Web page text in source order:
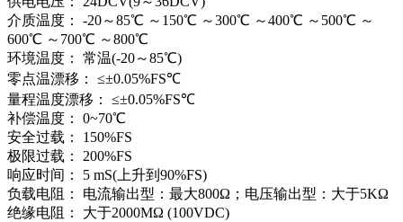
介质温度： -20～85℃ ～150℃ ～300℃ ～400℃ ～500℃ ～
600℃ ～700℃ ～800℃
环境温度： 常温(-20～85℃)
零点温漂移： ≤±0.05%FS℃
量程温度漂移： ≤±0.05%FS℃
补偿温度： 0~70℃
安全过载： 150%FS
极限过载： 200%FS
响应时间： 5 mS(上升到90%FS)
负载电阻： 电流输出型：最大800Ω；电压输出型：大于5KΩ
绝缘电阻： 大于2000MΩ (100VDC)